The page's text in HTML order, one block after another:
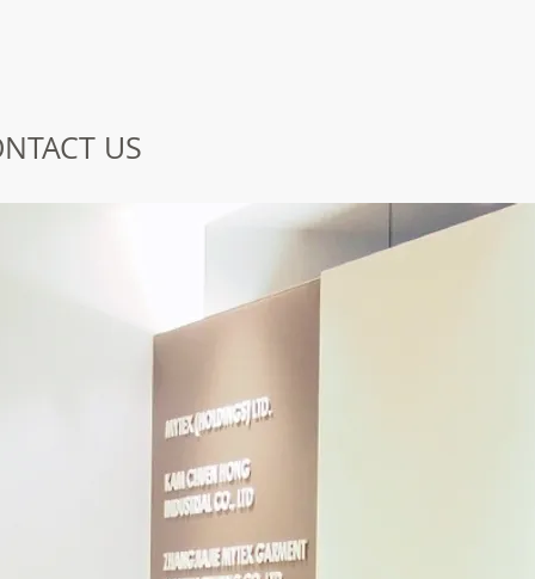
US